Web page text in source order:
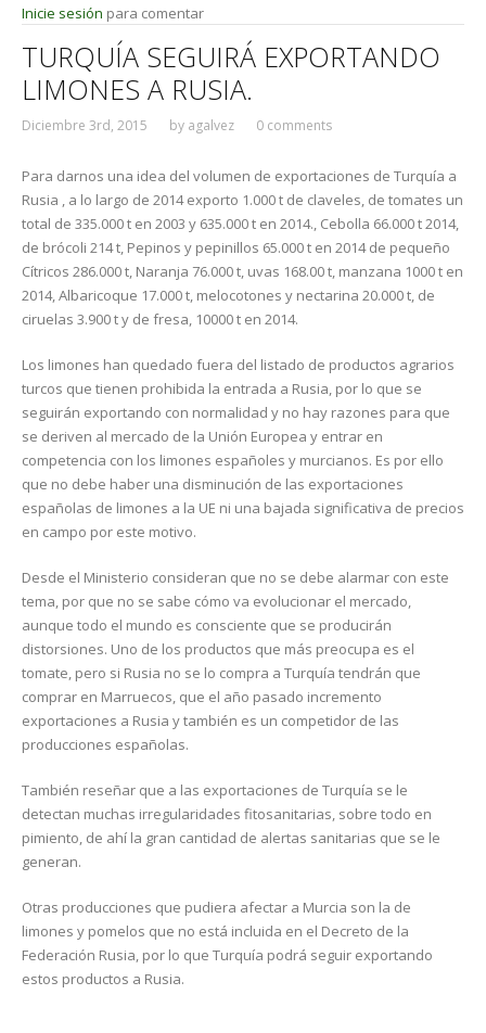
Inicie sesión para comentar
TURQUÍA SEGUIRÁ EXPORTANDO
LIMONES A RUSIA.
Diciembre 3rd, 2015 by agalvez 0 comments
Para darnos una idea del volumen de exportaciones de Turquía a
Rusia , a lo largo de 2014 exporto 1.000 t de claveles, de tomates un
total de 335.000 t en 2003 y 635.000 t en 2014., Cebolla 66.000 t 2014,
de brócoli 214 t, Pepinos y pepinillos 65.000 t en 2014 de pequeño
Cítricos 286.000 t, Naranja 76.000 t, uvas 168.00 t, manzana 1000 t en
2014, Albaricoque 17.000 t, melocotones y nectarina 20.000 t, de
ciruelas 3.900 t y de fresa, 10000 t en 2014.
Los limones han quedado fuera del listado de productos agrarios
turcos que tienen prohibida la entrada a Rusia, por lo que se
seguirán exportando con normalidad y no hay razones para que
se deriven al mercado de la Unión Europea y entrar en
competencia con los limones españoles y murcianos. Es por ello
que no debe haber una disminución de las exportaciones
españolas de limones a la UE ni una bajada significativa de precios
en campo por este motivo.
Desde el Ministerio consideran que no se debe alarmar con este
tema, por que no se sabe cómo va evolucionar el mercado,
aunque todo el mundo es consciente que se producirán
distorsiones. Uno de los productos que más preocupa es el
tomate, pero si Rusia no se lo compra a Turquía tendrán que
comprar en Marruecos, que el año pasado incremento
exportaciones a Rusia y también es un competidor de las
producciones españolas.
También reseñar que a las exportaciones de Turquía se le
detectan muchas irregularidades fitosanitarias, sobre todo en
pimiento, de ahí la gran cantidad de alertas sanitarias que se le
generan.
Otras producciones que pudiera afectar a Murcia son la de
limones y pomelos que no está incluida en el Decreto de la
Federación Rusia, por lo que Turquía podrá seguir exportando
estos productos a Rusia.